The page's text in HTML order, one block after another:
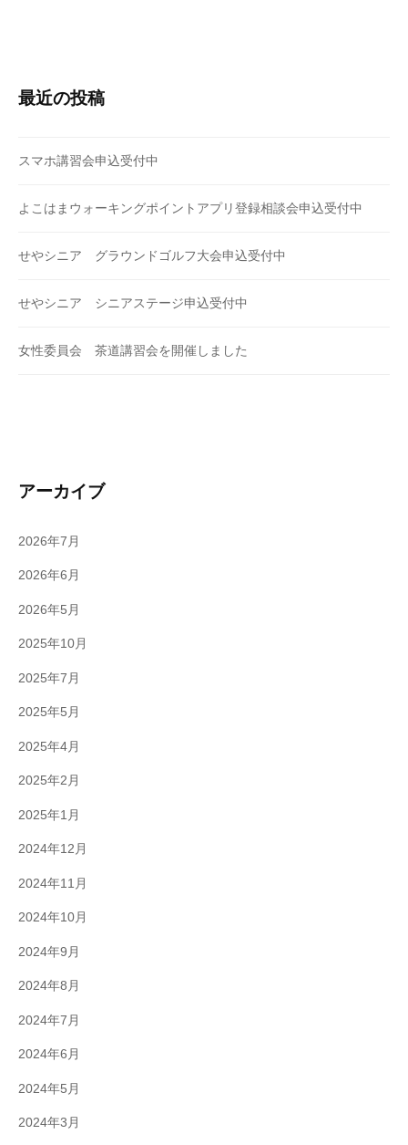
最近の投稿
スマホ講習会申込受付中
よこはまウォーキングポイントアプリ登録相談会申込受付中
せやシニア グラウンドゴルフ大会申込受付中
せやシニア シニアステージ申込受付中
女性委員会 茶道講習会を開催しました
アーカイブ
2026年7月
2026年6月
2026年5月
2025年10月
2025年7月
2025年5月
2025年4月
2025年2月
2025年1月
2024年12月
2024年11月
2024年10月
2024年9月
2024年8月
2024年7月
2024年6月
2024年5月
2024年3月